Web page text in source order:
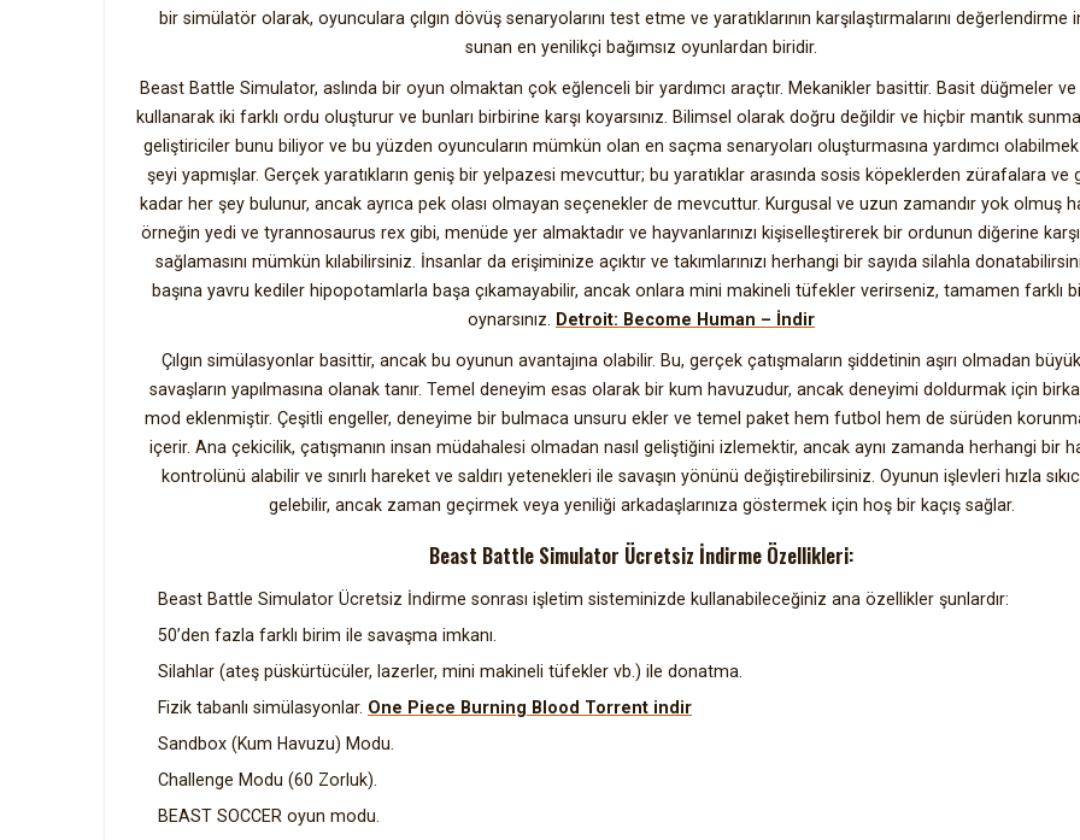
bir simülatör olarak, oyunculara çılgın dövüş senaryolarını test etme ve yaratıklarının karşılaştırmalarını değerlendirme
sunan en yenilikçi bağımsız oyunlardan biridir.
Beast Battle Simulator, aslında bir oyun olmaktan çok eğlenceli bir yardımcı araçtır. Mekanikler basittir. Basit düğmeler
kullanarak iki farklı ordu oluşturur ve bunları birbirine karşı koyarsınız. Bilimsel olarak doğru değildir ve hiçbir mantık
geliştiriciler bunu biliyor ve bu yüzden oyuncuların mümkün olan en saçma senaryoları oluşturmasına yardımcı
şeyi yapmışlar. Gerçek yaratıkların geniş bir yelpazesi mevcuttur; bu yaratıklar arasında sosis köpeklerden zürafalara ve
kadar her şey bulunur, ancak ayrıca pek olası olmayan seçenekler de mevcuttur. Kurgusal ve uzun zamandır yok olmuş
örneğin yedi ve tyrannosaurus rex gibi, menüde yer almaktadır ve hayvanlarınızı kişiselleştirerek bir ordunun diğerine
sağlamasını mümkün kılabilirsiniz. İnsanlar da erişiminize açıktır ve takımlarınızı herhangi bir sayıda silahla
başına yavru kediler hipopotamlarla başa çıkamayabilir, ancak onlara mini makineli tüfekler verirseniz, tamamen farklı
oynarsınız.
Detroit: Become Human – İndir
Çılgın simülasyonlar basittir, ancak bu oyunun avantajına olabilir. Bu, gerçek çatışmaların şiddetinin aşırı olmadan
savaşların yapılmasına olanak tanır. Temel deneyim esas olarak bir kum havuzudur, ancak deneyimi doldurmak için
mod eklenmiştir. Çeşitli engeller, deneyime bir bulmaca unsuru ekler ve temel paket hem futbol hem de sürüden
içerir. Ana çekicilik, çatışmanın insan müdahalesi olmadan nasıl geliştiğini izlemektir, ancak aynı zamanda herhangi bir
kontrolünü alabilir ve sınırlı hareket ve saldırı yetenekleri ile savaşın yönünü değiştirebilirsiniz. Oyunun işlevleri hızla
gelebilir, ancak zaman geçirmek veya yeniliği arkadaşlarınıza göstermek için hoş bir kaçış sağlar.
Beast Battle Simulator Ücretsiz İndirme Özellikleri:
Beast Battle Simulator Ücretsiz İndirme sonrası işletim sisteminizde kullanabileceğiniz ana özellikler şunlardır:
50’den fazla farklı birim ile savaşma imkanı.
Silahlar (ateş püskürtücüler, lazerler, mini makineli tüfekler vb.) ile donatma.
Fizik tabanlı simülasyonlar. One Piece Burning Blood Torrent indir
Sandbox (Kum Havuzu) Modu.
Challenge Modu (60 Zorluk).
BEAST SOCCER oyun modu.